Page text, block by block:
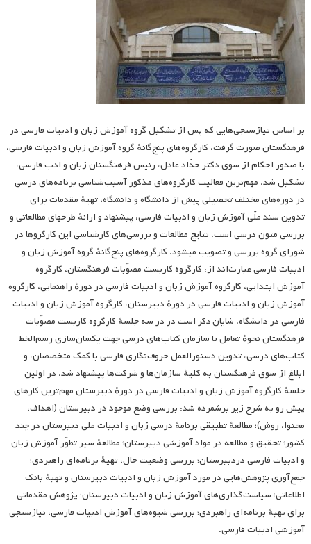
بر اساس نیازسنجی‌هایی که پس از تشکیل گروه آموزش زبان و ادبیات فارسی در
فرهنگستان صورت گرفت، کارگروه‌های پنج‌گانهٔ گروه آموزش زبان و ادبیات فارسی،
با صدور احکام از سوی دکتر حدّاد عادل، رئیس فرهنگستان زبان و ادب فارسی،
تشکیل شد. مهم‌ترین فعالیت کارگروه‌های مذکور آسیب‌شناسی برنامه‌های درسی
در دوره‌های مختلف تحصیلی پیش از دانشگاه و دانشگاه، تهیهٔ مقدمات برای
تدوین سند ملّی آموزش زبان و ادبیات فارسی، پیشنهاد و ارائهٔ طرح­های مطالعاتی و
بررسی متون درسی است. نتایج مطالعات و بررسی‌های کارشناسی این کارگروها در
شورای گروه بررسی و تصویب می­شود. کارگروه‌های پنج‌گانهٔ گروه آموزش زبان و
ادبیات فارسی عبارت‌اند از: کارگروه کاربست مصوّبات فرهنگستان، کارگروه
آموزش ابتدایی، کارگروه آموزش زبان و ادبیات فارسی در دورهٔ راهنمایی، کارگروه
آموزش زبان و ادبیات فارسی در دورهٔ دبیرستان، کارگروه آموزش زبان و ادبیات
فارسی در دانشگاه. شایان ذکر است در در سه جلسهٔ کارگروه کاربست مصوّبات
فرهنگستان نحوهٔ تعامل با سازمان کتاب‌های درسی جهت یکسان‌سازی رسم‌الخط
کتاب‌های درسی، تدوین دستورالعمل حروف‌نگاری فارسی با کمک متخصصان، و
ابلاغ از سوی فرهنگستان به کلیهٔ سازمان‌ها و شرکت‌ها پیشنهاد شد. در اولین
جلسهٔ کارگروه آموزش زبان و ادبیات فارسی در دورهٔ دبیرستان مهم‌ترین کارهای
پیش رو به شرح زیر برشمرده شد: بررسی وضع موجود در دبیرستان (اهداف،
محتوا، روش)؛ مطالعهٔ تطبیقی برنامهٔ درسی زبان و ادبیات ملی دبیرستان در چند
کشور؛ تحقیق و مطالعه در مواد آموزشی دبیرستان؛ مطالعهٔ سیر تطوّر آموزش زبان
و ادبیات فارسی دردبیرستان؛ بررسی وضعیت حال، تهیهٔ برنامه‌ای راهبردی؛
جمع‌آوری پژوهش‌هایی در مورد آموزش زبان و ادبیات دبیرستان و تهیهٔ بانک
اطلاعاتی؛ سیاست‌گذاری‌های آموزش زبان و ادبیات دبیرستان؛ پژوهش مقدماتی
برای تهیهٔ برنامه‌ای راهبردی؛ بررسی شیوه‌های آموزش ادبیات فارسی، نیازسنجی
آموزشی ادبیات فارسی.